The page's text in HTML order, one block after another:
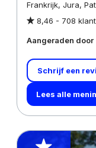
Frankrijk, Jura,
8,46 - 708
Aangeraden door
Schrijf een
Lees alle